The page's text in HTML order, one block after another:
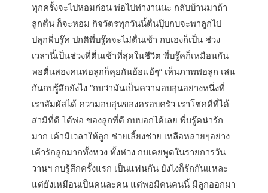
ทุกครั้งจะไปหอมก่อน พ่อไปทำงานนะ กลับบ้านมาถ้า
ลูกตื่น ก็จะหอม กิจวัตรทุกวันนี้ตื่นปุ๊บกบจะพาลูกไป
ปลุกพี่บรู๊ค ปกติพี่บรู๊คจะไม่ตื่นเช้า กบเองก็เป็น ช่วง
เวลานี้เป็นช่วงที่ตื่นเช้าที่สุดในชีวิต พี่บรู๊คก็เหมือนกัน
พอตื่นสองคนพ่อลูกก็คุยกันอ้อแอ้ๆ” เห็นภาพพ่อลูก เล่น
กันกบรู้สึกยังไง “กบว่ามันเป็นความอบอุ่นอย่างหนึ่งที่
เราสัมผัสได้ ความอบอุ่นของครอบครัว เราโชคดีที่ได้
สามีที่ดี ได้พ่อ ของลูกที่ดี กบบอกได้เลย พี่บรู๊คน่ารัก
มาก เค้ามีเวลาให้ลูก ช่วยเลี้ยงช่วย เหลือหลายๆอย่าง
เค้ารักลูกมากทั้งหวง ทั้งห่วง กบเคยพูดในรายการวัน
วานฯ กบรู้สึกครั้งแรก เป็นแฟนกัน ยังไงก็รักกันแหละ
แต่ยังเหมือนเป็นคนละคน แต่พอมีคนคนนี้ มีลูกออกมา